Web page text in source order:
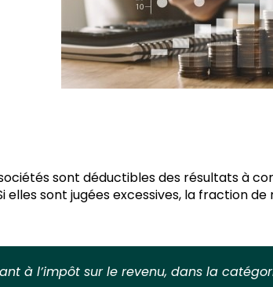
sont déductibles des résultats à
sont jugées excessives, la fraction
à l’impôt sur le revenu, dans la